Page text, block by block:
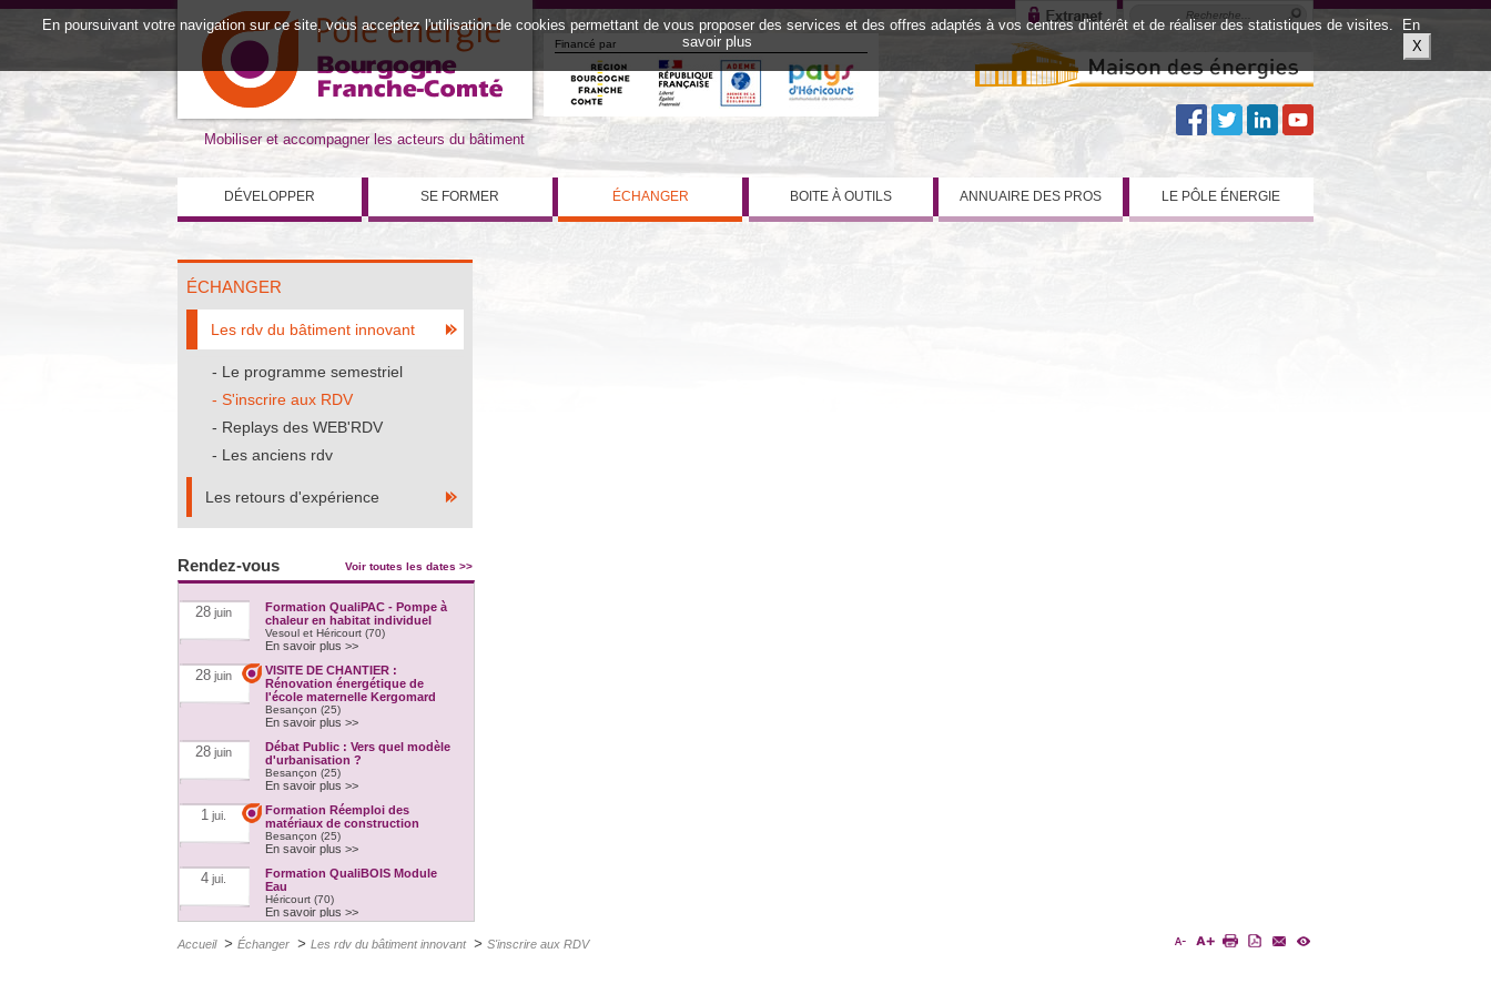
Mobiliser et accompagner les acteurs du bâtiment
Financé par
DÉVELOPPER SE FORMER ÉCHANGER BOITE À OUTILS ANNUAIRE DES PROS LE PÔLE ÉNERGIE
ÉCHANGER
Les rdv du bâtiment innovant
Le programme semestriel
S'inscrire aux RDV
Replays des WEB'RDV
Les anciens rdv
Les retours d'expérience
Rendez-vous Voir toutes les dates >>
28 juin
Formation QualiPAC - Pompe à
chaleur en habitat individuel
Vesoul et Héricourt (70)
En savoir plus >>
28 juin
VISITE DE CHANTIER :
Rénovation énergétique de
l'école maternelle Kergomard
Besançon (25)
En savoir plus >>
28 juin
Débat Public : Vers quel modèle
d'urbanisation ?
Besançon (25)
En savoir plus >>
1 jui.
Formation Réemploi des
matériaux de construction
Besançon (25)
En savoir plus >>
4 jui.
Formation QualiBOIS Module
Eau
Héricourt (70)
En savoir plus >>
4 jui.
Formation QualiPAC - Pompe à
chaleur en habitat individuel
Accueil > Échanger > Les rdv du bâtiment innovant > S'inscrire aux RDV
En poursuivant votre navigation sur ce site, vous acceptez l'utilisation de cookies permettant de vous proposer des services et des offres adaptés à vos centres d'intérêt et de réaliser des statistiques de visites.
En
savoir plus
X